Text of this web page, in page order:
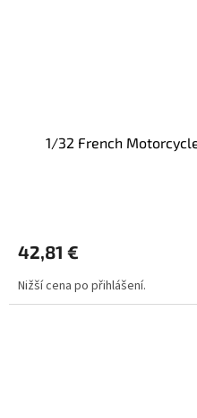
1/32 French
42,81 €
Nižší cena po přihlášení.